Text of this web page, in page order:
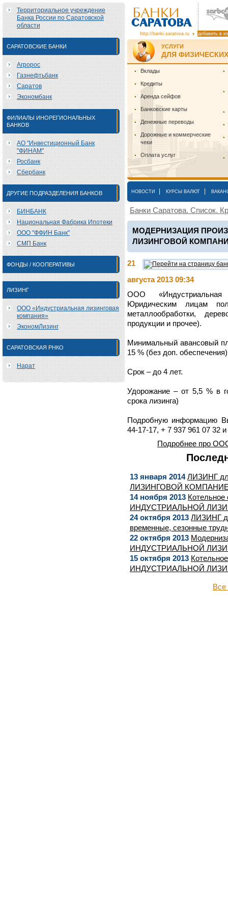
Территориальное учреждение
Банка России по Саратовской
области
САРАТОВСКИЕ БАНКИ
Агророс
Газнефтьбанк
Саратов
Экономбанк
ФИЛИАЛЫ ИНОРЕГИОНАЛЬНЫХ
БАНКОВ
АО "Инвестиционный Банк
"ФИНАМ"
Росбанк
Сбербанк
ДРУГИЕ ПОДРАЗДЕЛЕНИЯ БАНКОВ
БИНБАНК
Национальная Фабрика Ипотеки
ООО "ФФИН Банк"
СМП Банк
ФОНДЫ / КООПЕРАТИВЫ
ЛИЗИНГ
ООО «Индустриальная лизинговая
компания»
ЭкономЛизинг
САРАТОВСКАЯ РНКО
Нарат
http://banki.saratova.ru добавить в
УСЛУГИ
ДЛЯ
Вклады
Кредиты
Аренда сейфов
Банковские карты
Денежные переводы
Дорожные и коммерческие
чеки
Оплата услуг
НОВОСТИ КУРСЫ ВАЛЮТ
Банки Саратова. Список.
МОДЕРНИЗАЦИЯ
ЛИЗИНГОВОЙ
21
августа 2013 09:34
ООО «Индустриальная
Юридическим лицам
металлообработки,
продукции и прочее).
Минимальный авансовый
15 % (без доп.
Срок – до 4 лет.
Удорожание – от 5,5 % в
срока лизинга)
Подробную информацию
44-17-17, + 7 937 961 07 32
Подробнее про
13 января 2014 ЛИЗИНГ
ЛИЗИНГОВОЙ
14 ноября 2013 Котельное
ИНДУСТРИАЛЬНОЙ
24 октября 2013 ЛИЗИНГ
временные, сезонные
22 октября 2013
ИНДУСТРИАЛЬНОЙ
15 октября 2013
ИНДУСТРИАЛЬНОЙ
Все